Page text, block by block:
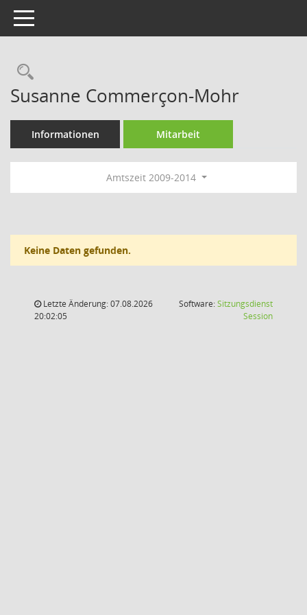
Toggle navigation
Rechercheauswahl
Susanne Commerçon-Mohr
Informationen Mitarbeit
Amtszeit 2009-2014
Keine Daten gefunden.
Letzte Änderung: 07.08.2026
20:02:05
Software:Sitzungsdienst
Session(Wird in